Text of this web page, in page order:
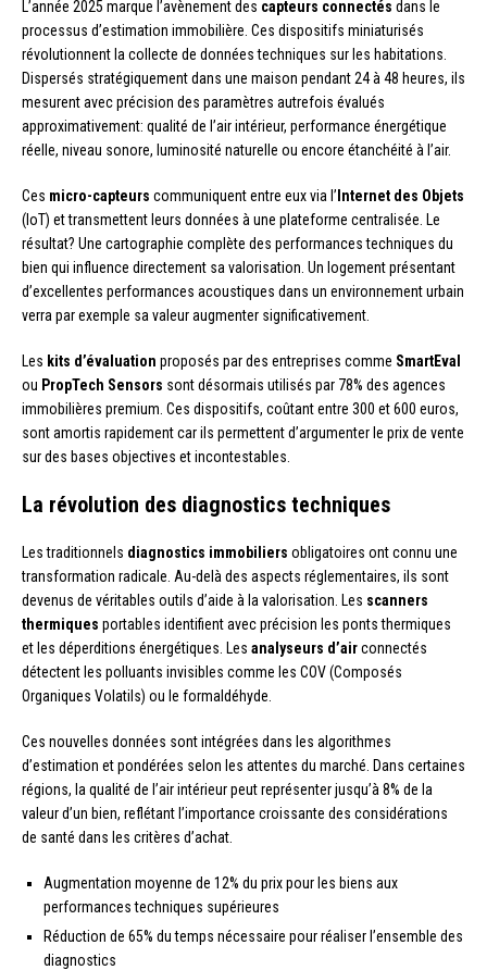
L’année 2025 marque l’avènement des capteurs connectés dans le
processus d’estimation immobilière. Ces dispositifs miniaturisés
révolutionnent la collecte de données techniques sur les habitations.
Dispersés stratégiquement dans une maison pendant 24 à 48 heures, ils
mesurent avec précision des paramètres autrefois évalués
approximativement: qualité de l’air intérieur, performance énergétique
réelle, niveau sonore, luminosité naturelle ou encore étanchéité à l’air.
Ces micro-capteurs communiquent entre eux via l’Internet des Objets
(IoT) et transmettent leurs données à une plateforme centralisée. Le
résultat? Une cartographie complète des performances techniques du
bien qui influence directement sa valorisation. Un logement présentant
d’excellentes performances acoustiques dans un environnement urbain
verra par exemple sa valeur augmenter significativement.
Les kits d’évaluation proposés par des entreprises comme SmartEval
ou PropTech Sensors sont désormais utilisés par 78% des agences
immobilières premium. Ces dispositifs, coûtant entre 300 et 600 euros,
sont amortis rapidement car ils permettent d’argumenter le prix de vente
sur des bases objectives et incontestables.
La révolution des diagnostics techniques
Les traditionnels diagnostics immobiliers obligatoires ont connu une
transformation radicale. Au-delà des aspects réglementaires, ils sont
devenus de véritables outils d’aide à la valorisation. Les scanners
thermiques portables identifient avec précision les ponts thermiques
et les déperditions énergétiques. Les analyseurs d’airconnectés
détectent les polluants invisibles comme les COV (Composés
Organiques Volatils) ou le formaldéhyde.
Ces nouvelles données sont intégrées dans les algorithmes
d’estimation et pondérées selon les attentes du marché. Dans certaines
régions, la qualité de l’air intérieur peut représenter jusqu’à 8% de la
valeur d’un bien, reflétant l’importance croissante des considérations
de santé dans les critères d’achat.
Augmentation moyenne de 12% du prix pour les biens aux
performances techniques supérieures
Réduction de 65% du temps nécessaire pour réaliser l’ensemble des
diagnostics